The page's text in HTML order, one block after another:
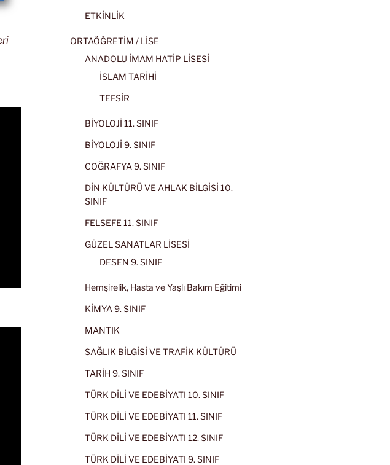
ETKİNLİK
ORTAÖĞRETİM / LİSE
ANADOLU İMAM HATİP LİSESİ
İSLAM TARİHİ
TEFSİR
BİYOLOJİ 11. SINIF
BİYOLOJİ 9. SINIF
COĞRAFYA 9. SINIF
DİN KÜLTÜRÜ VE AHLAK BİLGİSİ 10.
SINIF
FELSEFE 11. SINIF
GÜZEL SANATLAR LİSESİ
DESEN 9. SINIF
Hemşirelik, Hasta ve Yaşlı Bakım Eğitimi
KİMYA 9. SINIF
MANTIK
SAĞLIK BİLGİSİ VE TRAFİK KÜLTÜRÜ
TARİH 9. SINIF
TÜRK DİLİ VE EDEBİYATI 10. SINIF
TÜRK DİLİ VE EDEBİYATI 11. SINIF
TÜRK DİLİ VE EDEBİYATI 12. SINIF
TÜRK DİLİ VE EDEBİYATI 9. SINIF